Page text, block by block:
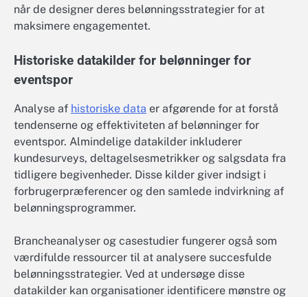
når de designer deres belønningsstrategier for at
maksimere engagementet.
Historiske datakilder for belønninger for
eventspor
Analyse af historiske data er afgørende for at forstå
tendenserne og effektiviteten af belønninger for
eventspor. Almindelige datakilder inkluderer
kundesurveys, deltagelsesmetrikker og salgsdata fra
tidligere begivenheder. Disse kilder giver indsigt i
forbrugerpræferencer og den samlede indvirkning af
belønningsprogrammer.
Brancheanalyser og casestudier fungerer også som
værdifulde ressourcer til at analysere succesfulde
belønningsstrategier. Ved at undersøge disse
datakilder kan organisationer identificere mønstre og